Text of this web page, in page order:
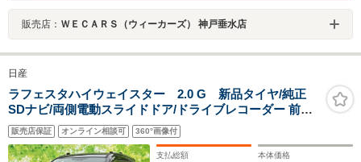
販売店： ＷＥＣＡＲＳ（ウィーカーズ） 神戸垂水店
日産
ラフェスタハイウェイスター 2.0 G 新品タイヤ/純正
SDナビ/両側電動スライドドア/ドライブレコーダー 前
後/Bluetooth接続/ETC/EBD付ABS/横滑り防止装置/アイ
ドリングストップ/バックモニター/フルセグTV/DVD
販売店保証 オンライン相談可 360°画像付
支払総額 本体価格